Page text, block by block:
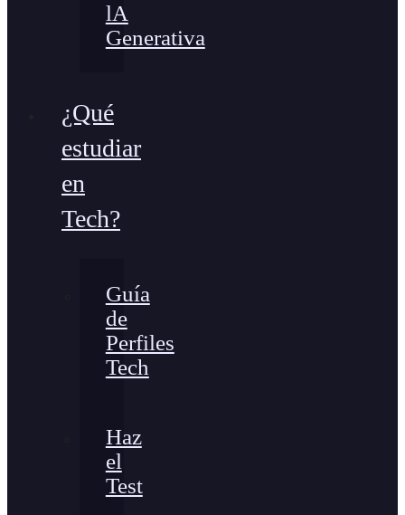
lA
Generativa
¿Qué
estudiar
en
Tech?
Guía
de
Perfiles
Tech
Haz
el
Test